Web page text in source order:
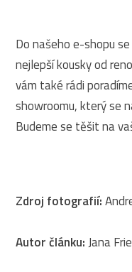
Do našeho e-shopu
nejlepší kousky od
vám také rádi
showroomu, který se
Budeme se těšit na
Zdroj fotografií:
Autor článku:Jana